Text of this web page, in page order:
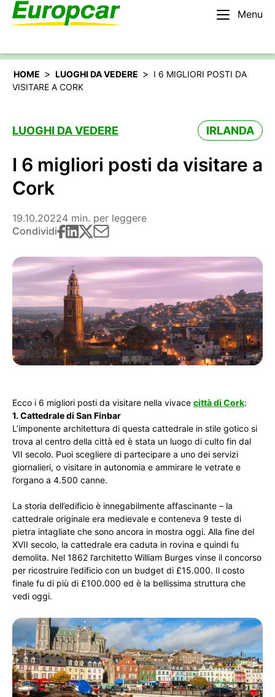
Menu
Italiano
HOME > LUOGHI DA VEDERE > I 6 MIGLIORI POSTI DA
VISITARE A CORK
LUOGHI DA VEDERE IRLANDA
I 6 migliori posti da visitare a
Cork
19.10.20224 min. per leggere
Condividi
Ecco i 6 migliori posti da visitare nella vivace città di Cork:
1. Cattedrale di San Finbar
L’imponente architettura di questa cattedrale in stile gotico si
trova al centro della città ed è stata un luogo di culto fin dal
VII secolo. Puoi scegliere di partecipare a uno dei servizi
giornalieri, o visitare in autonomia e ammirare le vetrate e
l’organo a 4.500 canne.
La storia dell’edificio è innegabilmente affascinante – la
cattedrale originale era medievale e conteneva 9 teste di
pietra intagliate che sono ancora in mostra oggi. Alla fine del
XVII secolo, la cattedrale era caduta in rovina e quindi fu
demolita. Nel 1862 l’architetto William Burges vinse il concorso
per ricostruire l’edificio con un budget di £15.000. Il costo
finale fu di più di £100.000 ed è la bellissima struttura che
vedi oggi.